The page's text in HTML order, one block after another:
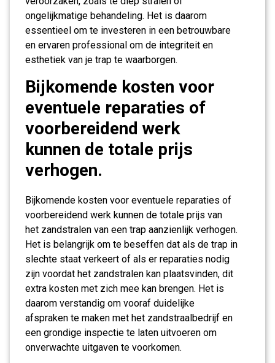
ongelijkmatige behandeling. Het is daarom
essentieel om te investeren in een betrouwbare
en ervaren professional om de integriteit en
esthetiek van je trap te waarborgen.
Bijkomende kosten voor
eventuele reparaties of
voorbereidend werk
kunnen de totale prijs
verhogen.
Bijkomende kosten voor eventuele reparaties of
voorbereidend werk kunnen de totale prijs van
het zandstralen van een trap aanzienlijk verhogen.
Het is belangrijk om te beseffen dat als de trap in
slechte staat verkeert of als er reparaties nodig
zijn voordat het zandstralen kan plaatsvinden, dit
extra kosten met zich mee kan brengen. Het is
daarom verstandig om vooraf duidelijke
afspraken te maken met het zandstraalbedrijf en
een grondige inspectie te laten uitvoeren om
onverwachte uitgaven te voorkomen.